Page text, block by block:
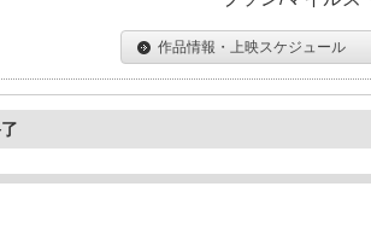
作品情報・上映スケジュール